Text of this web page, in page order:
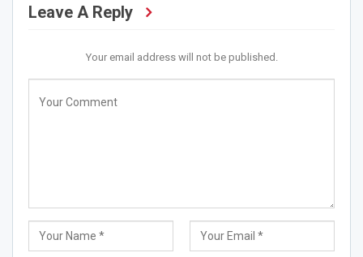
Leave A Reply
Your email address will not be published.